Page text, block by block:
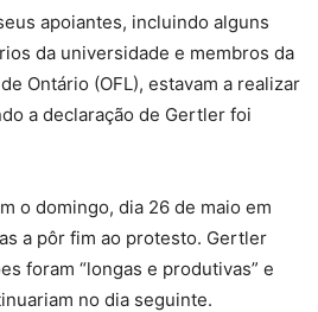
apoiantes, incluindo alguns
da universidade e membros da
Ontário (OFL), estavam a realizar
a declaração de Gertler foi
o domingo, dia 26 de maio em
a pôr fim ao protesto. Gertler
foram “longas e produtivas” e
no dia seguinte.